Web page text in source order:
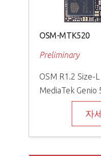
OSM-MTK520
Preliminary
OSM R1.2 Size-
MediaTek
자